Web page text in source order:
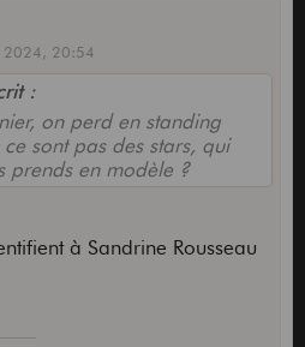
2024, 20:54
:
on perd en standing
sont pas des stars, qui
prends en modèle ?
à Sandrine Rousseau